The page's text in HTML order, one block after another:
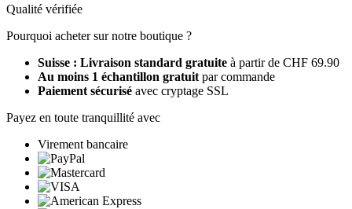
Qualité vérifiée
Pourquoi acheter sur notre boutique ?
Suisse : Livraison standard gratuite à partir de CHF 69.90
Au moins 1 échantillon gratuit par commande
Paiement sécurisé avec cryptage SSL
Payez en toute tranquillité avec
Virement bancaire